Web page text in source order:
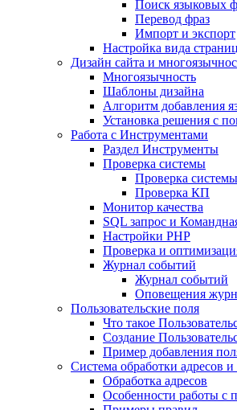
Поиск языковых
Перевод фраз
Импорт и экспорт
Настройка вида
Дизайн сайта и
Многоязычность
Шаблоны дизайна
Алгоритм добавления
Установка решения с
Работа с Инструментами
Раздел Инструменты
Проверка системы
Проверка системы
Проверка КП
Монитор качества
SQL запрос и
Настройки PHP
Проверка и
Журнал событий
Журнал событий
Оповещения
Пользовательские поля
Что такое
Создание
Пример добавления
Система обработки адресов
Обработка адресов
Особенности работы с